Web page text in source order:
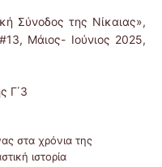
Σύνοδος της Νίκαιας»,
Μάιος- Ιούνιος 2025,
Γ΄3
στα χρόνια της
ιστορία